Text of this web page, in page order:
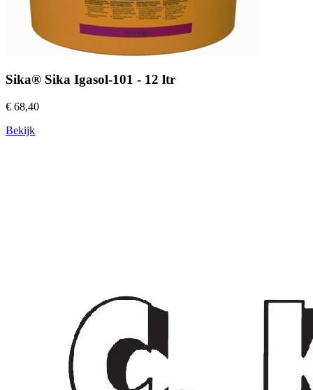
Sika® Sika Igasol-101 - 12 ltr
€ 68,40
Bekijk